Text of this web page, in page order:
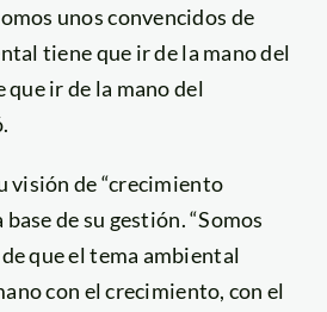
unos convencidos de
tiene que ir de la mano del
ir de la mano del
visión de “crecimiento
base de su gestión. “Somos
que el tema ambiental
con el crecimiento, con el